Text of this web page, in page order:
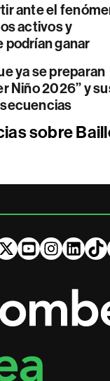
ante el
activos y
ganar
ya se preparan
Niño 2026” y
sobre